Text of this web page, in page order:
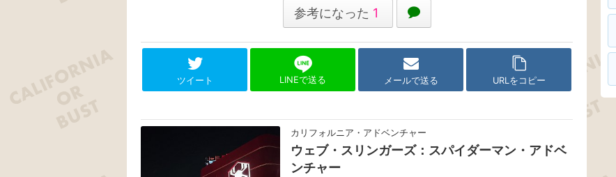
参考になった 1
ツイート LINEで送る メールで送る URLをコピー
カリフォルニア・アドベンチャー
ウェブ・スリンガーズ：スパイダーマン・アドベ
ンチャー